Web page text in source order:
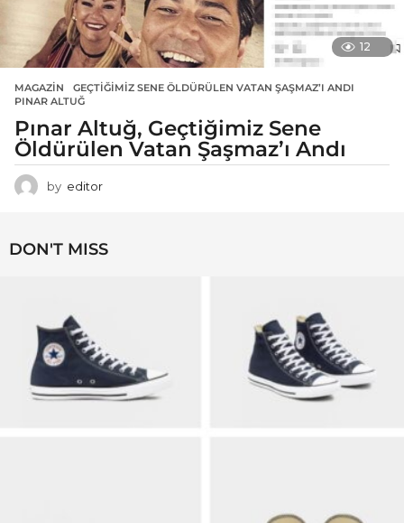
12
MAGAZIN GEÇTIĞIMIZ SENE ÖLDÜRÜLEN VATAN ŞAŞMAZ’I ANDI
PINAR ALTUĞ
Pınar Altuğ, Geçtiğimiz Sene
Öldürülen Vatan Şaşmaz’ı Andı
by editor
DON'T MISS